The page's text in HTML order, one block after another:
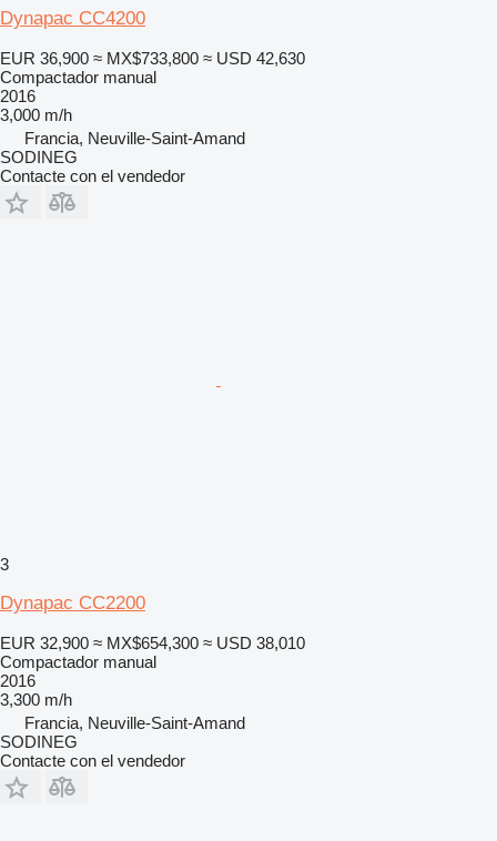
Dynapac CC4200
EUR 36,900 ≈ MX$733,800 ≈ USD 42,630
Compactador manual
2016
3,000 m/h
Francia, Neuville-Saint-Amand
SODINEG
Contacte con el vendedor
3
Dynapac CC2200
EUR 32,900 ≈ MX$654,300 ≈ USD 38,010
Compactador manual
2016
3,300 m/h
Francia, Neuville-Saint-Amand
SODINEG
Contacte con el vendedor